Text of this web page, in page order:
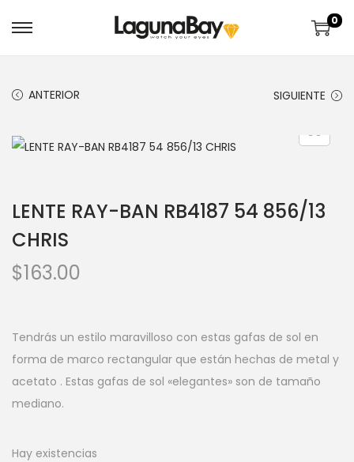
0
ANTERIOR SIGUIENTE
LENTE RAY-BAN RB4187 54 856/13
CHRIS
$163.00
Tendrás un estilo maravilloso con estas gafas de sol en
forma de marco rectangular que están hechas de metal y
acetato . Estas gafas de sol «elegantes» son de tamaño
mediano.
Hay existencias